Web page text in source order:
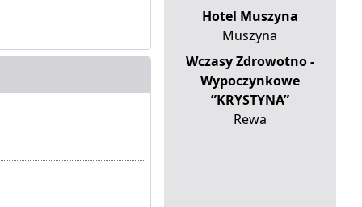
Hotel Muszyna
Muszyna
Wczasy Zdrowotno -
Wypoczynkowe
”KRYSTYNA”
Rewa